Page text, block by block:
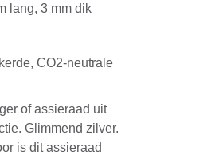
lang, 3 mm dik
CO2-neutrale
of assieraad uit
Glimmend zilver.
is dit assieraad